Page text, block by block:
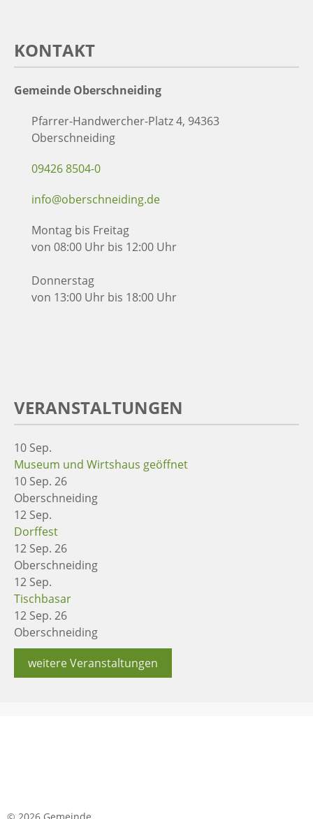
KONTAKT
Gemeinde Oberschneiding
Pfarrer-Handwercher-Platz 4, 94363
Oberschneiding
09426 8504-0
info@oberschneiding.de
Montag bis Freitag
von 08:00 Uhr bis 12:00 Uhr
Donnerstag
von 13:00 Uhr bis 18:00 Uhr
VERANSTALTUNGEN
10 Sep.
Museum und Wirtshaus geöffnet
10 Sep. 26
Oberschneiding
12 Sep.
Dorffest
12 Sep. 26
Oberschneiding
12 Sep.
Tischbasar
12 Sep. 26
Oberschneiding
weitere Veranstaltungen
© 2026 Gemeinde